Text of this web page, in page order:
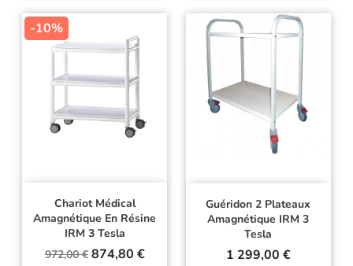
-10%
Chariot Médical
Amagnétique En Résine
IRM 3 Tesla
Prix
972,00 € Prix
874,80 €
Guéridon 2 Plateaux
Amagnétique IRM 3
Tesla
Prix
1 299,00 €